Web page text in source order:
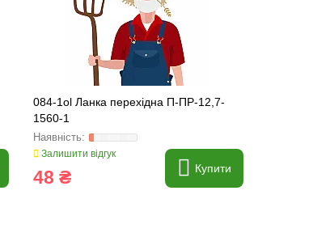
084-1ol Ланка перехідна П-ПР-12,7-
1560-1
Залишити відгук
48 ₴ Купити